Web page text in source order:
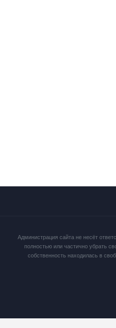
Администрация сайта не несёт
полностью или частично убрать
собственность находилась в